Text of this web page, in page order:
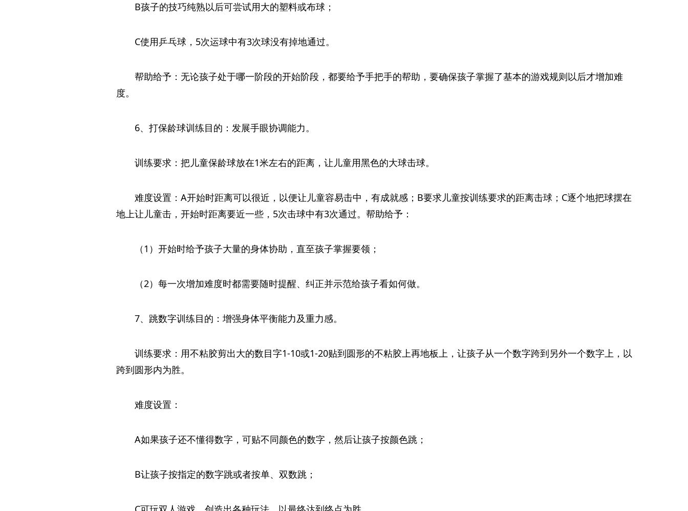
B孩子的技巧纯熟以后可尝试用大的塑料或布球；
C使用乒乓球，5次运球中有3次球没有掉地通过。
帮助给予：无论孩子处于哪一阶段的开始阶段，都要给予手把手的帮助，要确保孩子掌握了基本的游戏规则以后才增加难
度。
6、打保龄球训练目的：发展手眼协调能力。
训练要求：把儿童保龄球放在1米左右的距离，让儿童用黑色的大球击球。
难度设置：A开始时距离可以很近，以便让儿童容易击中，有成就感；B要求儿童按训练要求的距离击球；C逐个地把球摆在
地上让儿童击，开始时距离要近一些，5次击球中有3次通过。帮助给予：
（1）开始时给予孩子大量的身体协助，直至孩子掌握要领；
（2）每一次增加难度时都需要随时提醒、纠正并示范给孩子看如何做。
7、跳数字训练目的：增强身体平衡能力及重力感。
训练要求：用不粘胶剪出大的数目字1-10或1-20贴到圆形的不粘胶上再地板上，让孩子从一个数字跨到另外一个数字上，以
跨到圆形内为胜。
难度设置：
A如果孩子还不懂得数字，可贴不同颜色的数字，然后让孩子按颜色跳；
B让孩子按指定的数字跳或者按单、双数跳；